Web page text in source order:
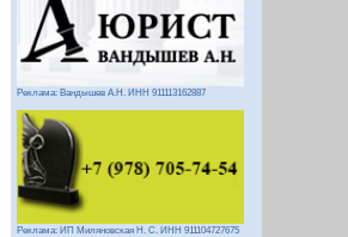
Реклама: Вандышев А.Н. ИНН 911113162887
Реклама: ИП Миляновская Н. С. ИНН 911104727675